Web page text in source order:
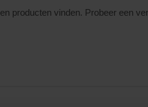
producten vinden. Probeer een